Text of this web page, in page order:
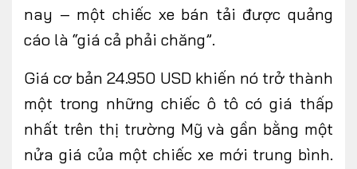
nay – một chiếc xe bán tải được quảng
cáo là “giá cả phải chăng”.
Giá cơ bản 24.950 USD khiến nó trở thành
một trong những chiếc ô tô có giá thấp
nhất trên thị trường Mỹ và gần bằng một
nửa giá của một chiếc xe mới trung bình.